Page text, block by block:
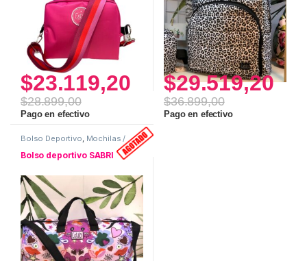
$23.119,20
$28.899,00
Pago en efectivo
$29.519,20
$36.899,00
Pago en efectivo
Bolso Deportivo Mochilas /
Bolso deportivo SABRI